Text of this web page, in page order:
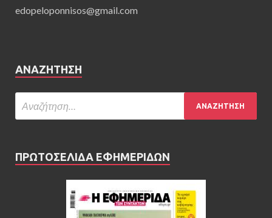
edopeloponnisos@gmail.com
ΑΝΑΖΉΤΗΣΗ
ΠΡΩΤΟΣΕΛΙΔΑ ΕΦΗΜΕΡΙΔΩΝ